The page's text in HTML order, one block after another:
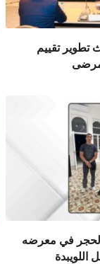
تطوير تقييم
في معرضه
اللويبدة